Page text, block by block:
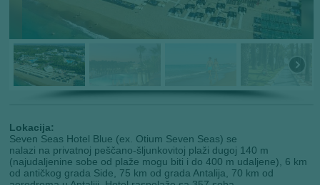
Lokacija:
Seven Seas Hotel Blue (ex. Otium Seven Seas) se
nalazi na privatnoj peščano-šljunkovitoj plaži dugoj 140 m
(najudaljenine sobe od plaže mogu biti i do 400 m udaljene), 6 km
od antičkog grada Side, 75 km od grada Antalija, 70 km od